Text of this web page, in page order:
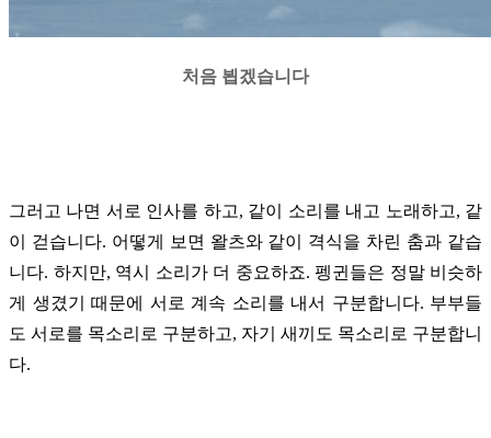
처음 뵙겠습니다
그러고 나면 서로 인사를 하고, 같이 소리를 내고 노래하고, 같
이 걷습니다. 어떻게 보면 왈츠와 같이 격식을 차린 춤과 같습
니다. 하지만, 역시 소리가 더 중요하죠. 펭귄들은 정말 비슷하
게 생겼기 때문에 서로 계속 소리를 내서 구분합니다. 부부들
도 서로를 목소리로 구분하고, 자기 새끼도 목소리로 구분합니
다.